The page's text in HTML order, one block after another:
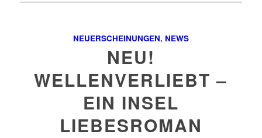
NEUERSCHEINUNGEN, NEWS
NEU!
WELLENVERLIEBT –
EIN INSEL
LIEBESROMAN